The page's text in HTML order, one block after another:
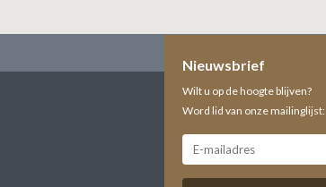
Nieuwsbrief
Wilt u op de hoogte blijven?
Word lid van onze mailinglijst: